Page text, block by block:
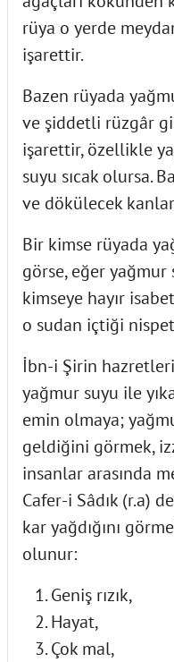
rüya o yerde
işarettir.
Bazen rüyada
ve şiddetli rüzgâr
işarettir, özellikle
suyu sıcak olursa.
ve dökülecek
Bir kimse rüyada
görse, eğer yağmur
kimseye hayır
o sudan içtiği
İbn-i Şirin
yağmur suyu ile
emin olmaya;
geldiğini görmek,
insanlar arasında
Cafer-i Sâdık (r.a)
kar yağdığını
olunur:
Geniş rızık,
Hayat,
Çok mal,